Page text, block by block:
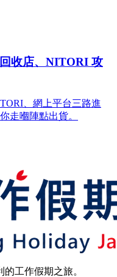
收店、NITORI 攻
、網上平台三路進
走嗰陣點出貨。
工作假期之旅。